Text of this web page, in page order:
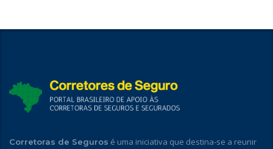
Corretoras de Seguros é uma iniciativa que destina-se a reunir